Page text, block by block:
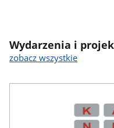
Wydarzenia i
zobacz wszystkie